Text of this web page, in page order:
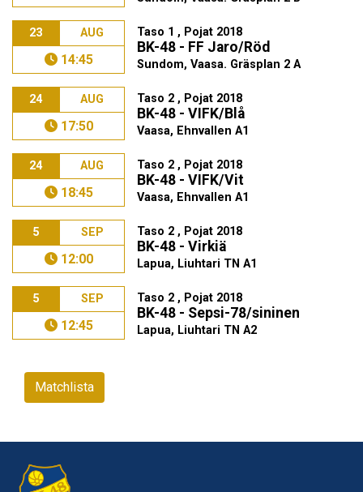
23 AUG
14:45
Taso 1 , Pojat 2018
BK-48 - FF Jaro/Röd
Sundom, Vaasa. Gräsplan 2 A
24 AUG
17:50
Taso 2 , Pojat 2018
BK-48 - VIFK/Blå
Vaasa, Ehnvallen A1
24 AUG
18:45
Taso 2 , Pojat 2018
BK-48 - VIFK/Vit
Vaasa, Ehnvallen A1
5 SEP
12:00
Taso 2 , Pojat 2018
BK-48 - Virkiä
Lapua, Liuhtari TN A1
5 SEP
12:45
Taso 2 , Pojat 2018
BK-48 - Sepsi-78/sininen
Lapua, Liuhtari TN A2
Matchlista